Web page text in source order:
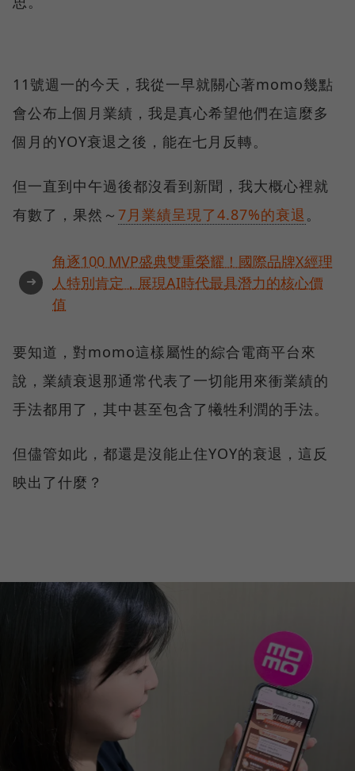
11號週一的今天，我從一早就關心著momo幾點
會公布上個月業績，我是真心希望他們在這麼多
個月的YOY衰退之後，能在七月反轉。
但一直到中午過後都沒看到新聞，我大概心裡就
有數了，果然～ 7月業績呈現了4.87%的衰退 。
➜
角逐100 MVP盛典雙重榮耀！國際品牌X經理
人特別肯定，展現AI時代最具潛力的核心價
值
要知道，對momo這樣屬性的綜合電商平台來
說，業績衰退那通常代表了一切能用來衝業績的
手法都用了，其中甚至包含了犧牲利潤的手法。
但儘管如此，都還是沒能止住YOY的衰退，這反
映出了什麼？